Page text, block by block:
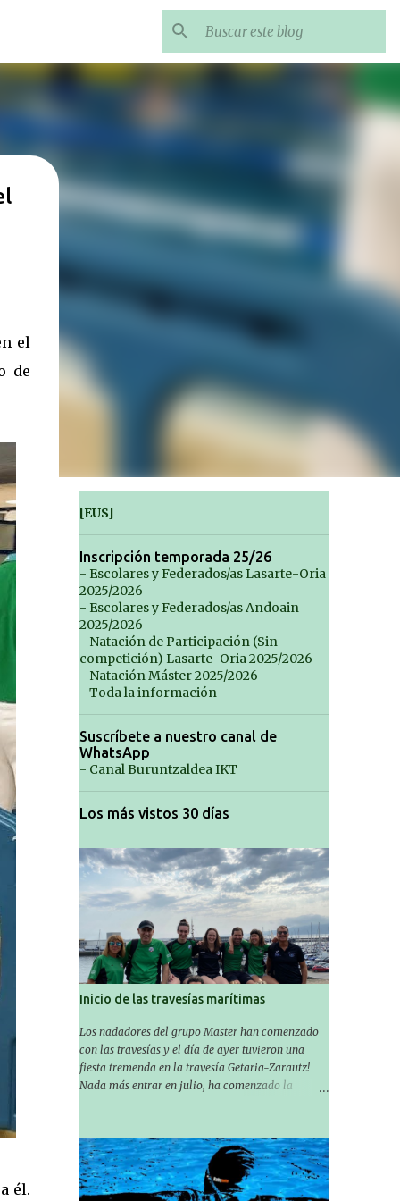
el
de
él.
[EUS]
Inscripción temporada 25/26
- Escolares y Federados/as Lasarte-Oria
2025/2026
- Escolares y Federados/as Andoain
2025/2026
- Natación de Participación (Sin
competición) Lasarte-Oria 2025/2026
- Natación Máster 2025/2026
- Toda la información
Suscríbete a nuestro canal de
WhatsApp
- Canal Buruntzaldea IKT
Los más vistos 30 días
Inicio de las travesías marítimas
Los nadadores del grupo Master han comenzado
con las travesías y el día de ayer tuvieron una
fiesta tremenda en la travesía Getaria-Zarautz!
Nada más entrar en julio, ha comenzado la
Masters de nuestro equipo! En esta ocasión han
empezado a participar más tarde, pero ya han
estado en tres citas y están muy contentos,
esperando la fecha de su próxima cita. Para